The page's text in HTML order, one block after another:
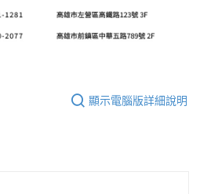
顯示電腦版詳細說明